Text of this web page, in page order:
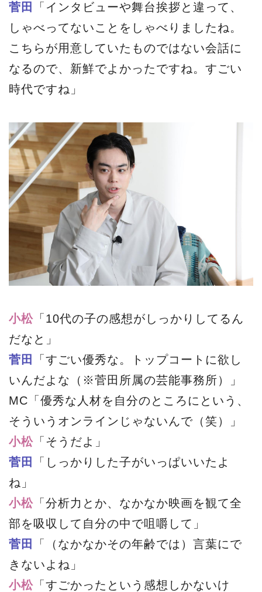
菅田
「インタビューや舞台挨拶と違って、
しゃべってないことをしゃべりましたね。
こちらが用意していたものではない会話に
なるので、新鮮でよかったですね。すごい
時代ですね」
小松「10代の子の感想がしっかりしてるん
だなと」
菅田
「すごい優秀な。トップコートに欲し
いんだよな（※菅田所属の芸能事務所）」
MC「優秀な人材を自分のところにという、
そういうオンラインじゃないんで（笑）」
小松「そうだよ」
菅田
「しっかりした子がいっぱいいたよ
ね」
小松「分析力とか、なかなか映画を観て全
部を吸収して自分の中で咀嚼して」
菅田
「（なかなかその年齢では）言葉にで
きないよね」
小松「すごかったという感想しかないけ